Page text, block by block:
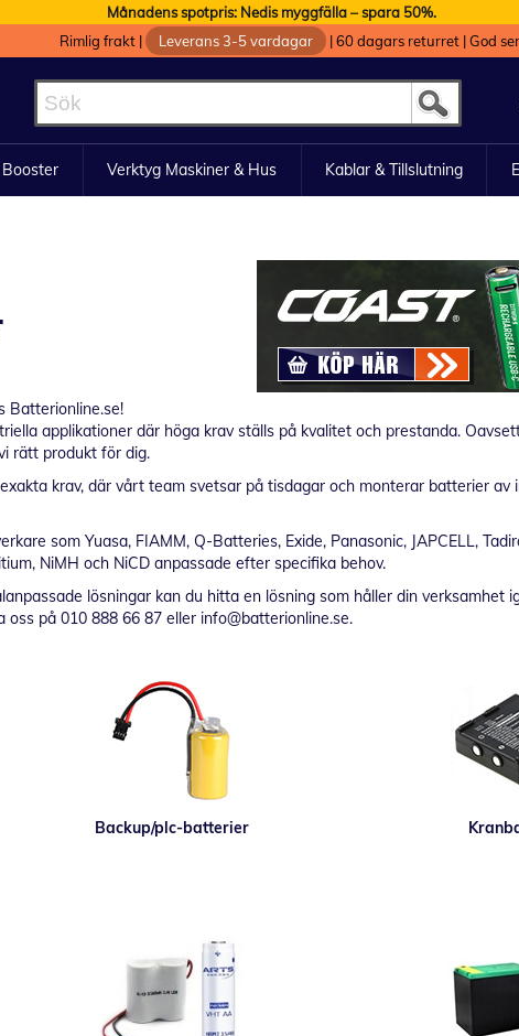
Månadens spotpris: Nedis myggfälla – spara 50%.
Rimlig frakt | Leverans 3-5 vardagar |60 dagars returret |God
Verktyg Maskiner & Hus Kablar & Tillslutning
Batterionline.se!
applikationer där höga krav ställs på kvalitet och prestanda.
rätt produkt för dig.
krav, där vårt team svetsar på tisdagar och monterar batterier
som Yuasa, FIAMM, Q-Batteries, Exide, Panasonic, JAPCELL,
NiMH och NiCD anpassade efter specifika behov.
lösningar kan du hitta en lösning som håller din
på 010 888 66 87 eller info@batterionline.se.
Backup/plc-batterier